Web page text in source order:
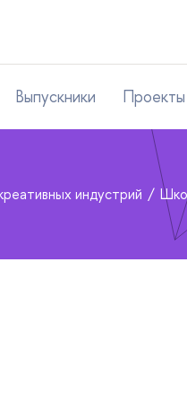
Выпускники Проекты
индустрий